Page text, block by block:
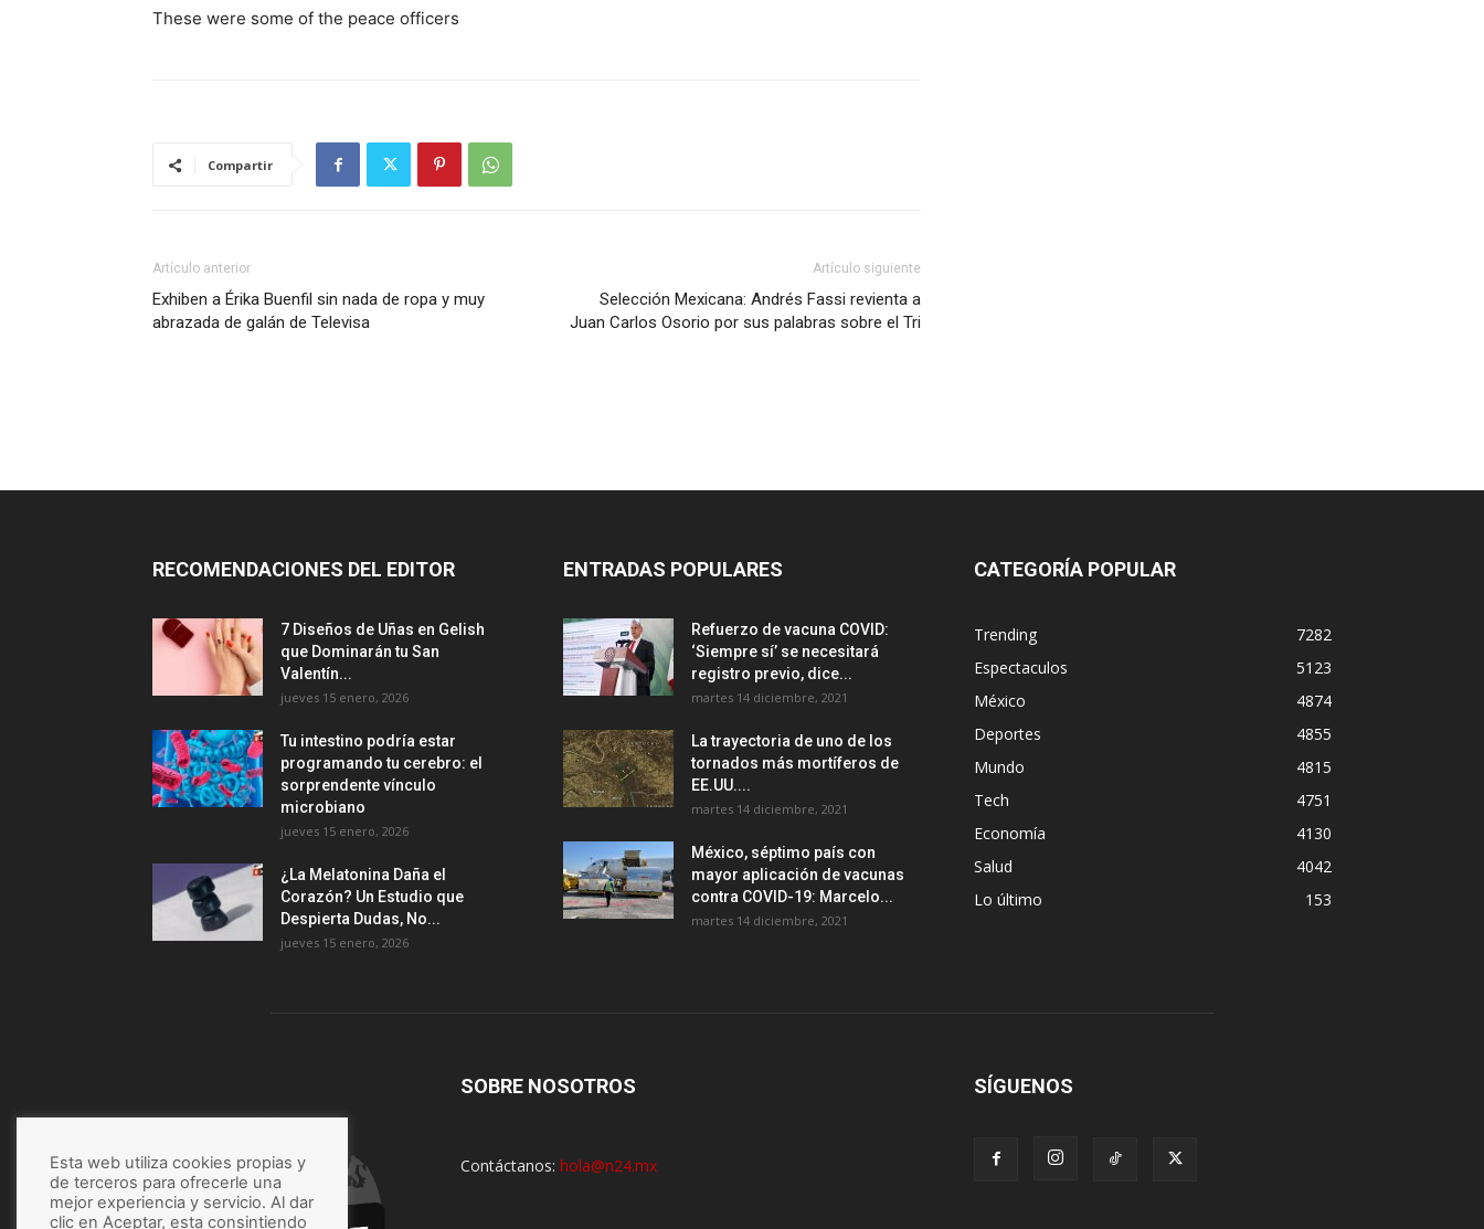
These were some of the peace officers
Compartir
Artículo anterior
Exhiben a Érika Buenfil sin nada de ropa y muy
abrazada de galán de Televisa
Artículo siguiente
Selección Mexicana: Andrés Fassi revienta a
Juan Carlos Osorio por sus palabras sobre el Tri
RECOMENDACIONES DEL EDITOR
7 Diseños de Uñas en Gelish
que Dominarán tu San
Valentín...
jueves 15 enero, 2026
Tu intestino podría estar
programando tu cerebro: el
sorprendente vínculo
microbiano
jueves 15 enero, 2026
¿La Melatonina Daña el
Corazón? Un Estudio que
Despierta Dudas, No...
jueves 15 enero, 2026
ENTRADAS POPULARES
Refuerzo de vacuna COVID:
‘Siempre sí’ se necesitará
registro previo, dice...
martes 14 diciembre, 2021
La trayectoria de uno de los
tornados más mortíferos de
EE.UU....
martes 14 diciembre, 2021
México, séptimo país con
mayor aplicación de vacunas
contra COVID-19: Marcelo...
martes 14 diciembre, 2021
CATEGORÍA POPULAR
Trending
7282
Espectaculos
5123
México
4874
Deportes
4855
Mundo
4815
Tech
4751
Economía
4130
Salud
4042
Lo último
153
SOBRE NOSOTROS
Contáctanos: hola@n24.mx
SÍGUENOS
Esta web utiliza cookies propias y
de terceros para ofrecerle una
mejor experiencia y servicio. Al dar
clic en Aceptar, esta consintiendo